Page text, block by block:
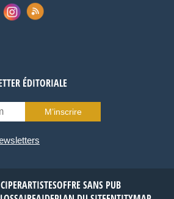
ÉDITORIALE
M’inscrire
ARTISTESOFFRE SANS PUB